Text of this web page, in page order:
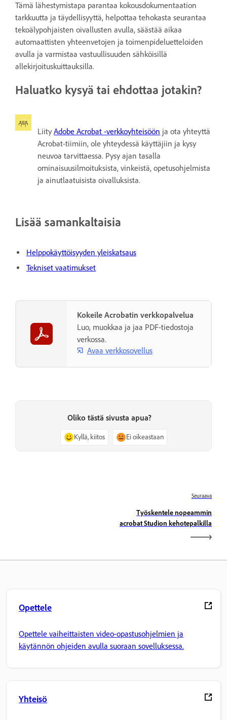
Tämä lähestymistapa parantaa kokousdokumentaation
tarkkuutta ja täydellisyyttä, helpottaa tehokasta seurantaa
tekoälypohjaisten oivallusten avulla, säästää aikaa
automaattisten yhteenvetojen ja toimenpideluetteloiden
avulla ja varmistaa vastuullisuuden sähköisillä
allekirjoituskuittauksilla.
Haluatko kysyä tai ehdottaa jotakin?
LiityAdobe Acrobat -verkkoyhteisöön ja ota yhteyttä
Acrobat-tiimiin, ole yhteydessä käyttäjiin ja kysy
neuvoa tarvittaessa. Pysy ajan tasalla
ominaisuusilmoituksista, vinkeistä, opetusohjelmista
ja ainutlaatuisista oivalluksista.
Lisää samankaltaisia
Helppokäyttöisyyden yleiskatsaus
Tekniset vaatimukset
Kokeile Acrobatin verkkopalvelua
Luo, muokkaa ja jaa PDF-tiedostoja
verkossa.
Avaa verkkosovellus
Oliko tästä sivusta apua?
Kyllä, kiitos Ei oikeastaan
Seuraava
Työskentele nopeammin
acrobat Studion kehotepalkilla
Opettele
Opettele vaiheittaisten video-opastusohjelmien ja
käytännön ohjeiden avulla suoraan sovelluksessa.
Yhteisö